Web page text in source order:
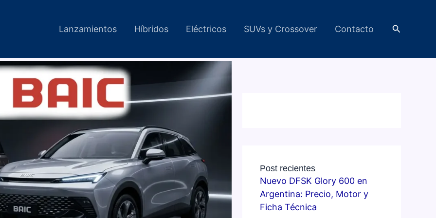
Lanzamientos Híbridos Eléctricos SUVs y Crossover Contacto Buscar
Post recientes
Nuevo DFSK Glory 600 en
Argentina: Precio, Motor y
Ficha Técnica